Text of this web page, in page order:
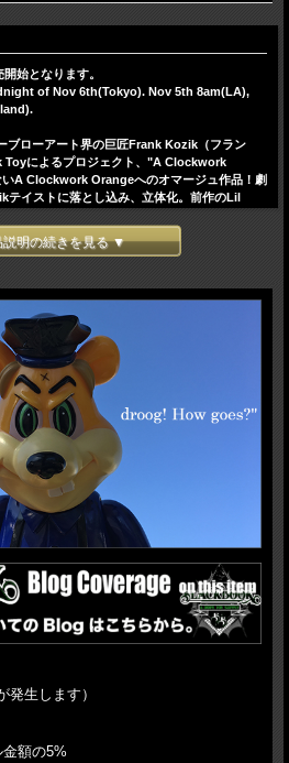
始となります。
of Nov 6th(Tokyo). Nov 5th 8am(LA),
ローアート界の巨匠Frank Kozik（フラン
Toyによるプロジェクト、"A Clockwork
A Clockwork Orangeへのオマージュ作品！劇
イストに落とし込み、立体化。前作のLil
外サイズで立体化！このDirty Officer edition
警官帽はMonster FarmのChop氏によるレジ
明の続きを見る ▼
発生します）
額の5%